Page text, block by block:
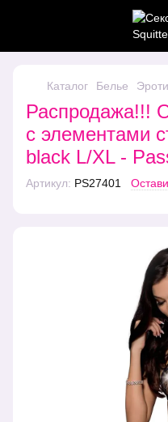
Каталог Белье
Распродажа!!!
с элементами
black L/XL -
Артикул: PS27401